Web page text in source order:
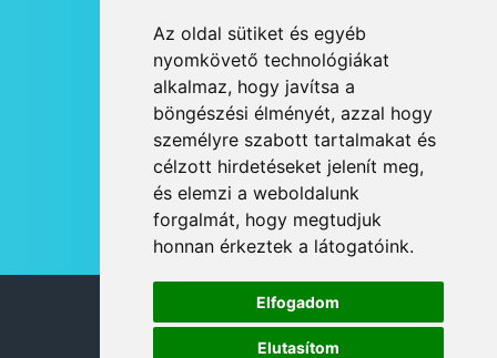
Az oldal sütiket és egyéb
nyomkövető technológiákat
alkalmaz, hogy javítsa a
böngészési élményét, azzal hogy
személyre szabott tartalmakat és
célzott hirdetéseket jelenít meg,
és elemzi a weboldalunk
forgalmát, hogy megtudjuk
honnan érkeztek a látogatóink.
Elfogadom
Elutasítom
RSS
JOGI NYILATKOZAT
KAPCSOLAT
OLDALTÉRKÉP
IMPRESSZUM
HÍR BEKÜLDÉSE
© 2026 DANUBIA TV